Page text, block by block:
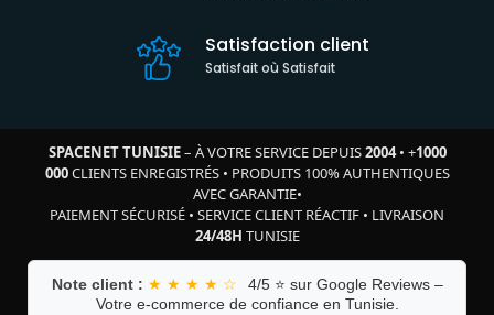
Satisfaction client
Satisfait où Satisfait
SPACENET TUNISIE– À VOTRE SERVICE DEPUIS2004• +1000
000CLIENTS ENREGISTRÉS• PRODUITS 100% AUTHENTIQUES
AVEC GARANTIE•
PAIEMENT SÉCURISÉ • SERVICE CLIENT RÉACTIF • LIVRAISON
24/48H TUNISIE
Note client : ★ ★ ★ ★ ☆
4/5 ⭐ sur Google Reviews –
Votre e-commerce de confiance en Tunisie.